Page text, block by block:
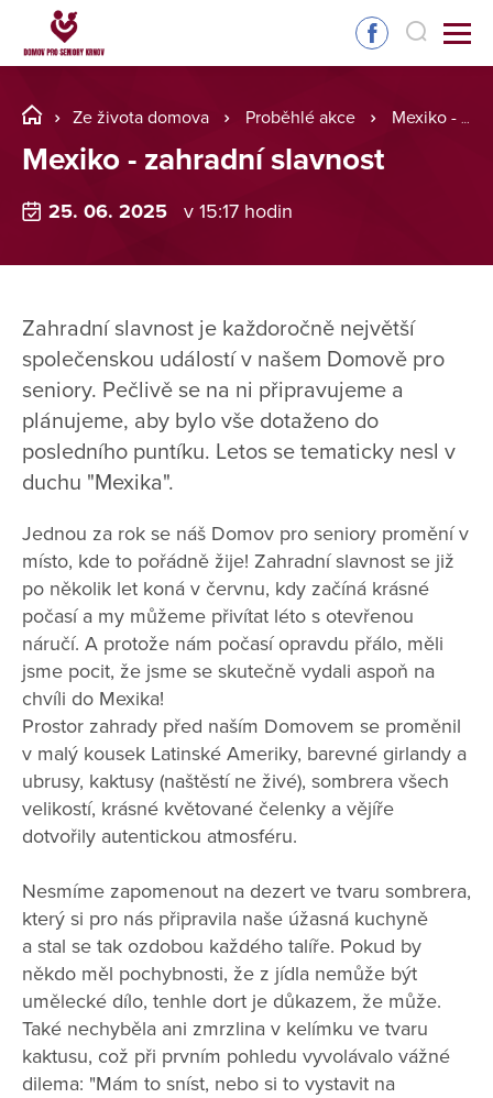
Ze života domova Proběhlé akce Mexiko - zahradní slavnost
Mexiko - zahradní slavnost
25. 06. 2025 v 15:17 hodin
Zahradní slavnost je každoročně největší
společenskou událostí v našem Domově pro
seniory. Pečlivě se na ni připravujeme a
plánujeme, aby bylo vše dotaženo do
posledního puntíku. Letos se tematicky nesl v
duchu "Mexika".
Jednou za rok se náš Domov pro seniory promění v
místo, kde to pořádně žije! Zahradní slavnost se již
po několik let koná v červnu, kdy začíná krásné
počasí a my můžeme přivítat léto s otevřenou
náručí. A protože nám počasí opravdu přálo, měli
jsme pocit, že jsme se skutečně vydali aspoň na
chvíli do Mexika!
Prostor zahrady před naším Domovem se proměnil
v malý kousek Latinské Ameriky, barevné girlandy a
ubrusy, kaktusy (naštěstí ne živé), sombrera všech
velikostí, krásné květované čelenky a vějíře
dotvořily autentickou atmosféru.
Nesmíme zapomenout na dezert ve tvaru sombrera,
který si pro nás připravila naše úžasná kuchyně
a stal se tak ozdobou každého talíře. Pokud by
někdo měl pochybnosti, že z jídla nemůže být
umělecké dílo, tenhle dort je důkazem, že může.
Také nechyběla ani zmrzlina v kelímku ve tvaru
kaktusu, což při prvním pohledu vyvolávalo vážné
dilema: "Mám to sníst, nebo si to vystavit na